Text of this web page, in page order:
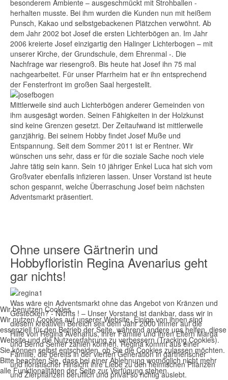
besonderem Ambiente – ausgeschmückt mit Strohballen -
herhalten musste. Bei ihm wurden die Kunden nun mit heißem
Punsch, Kakao und selbstgebackenen Plätzchen verwöhnt. Ab
dem Jahr 2002 bot Josef die ersten Lichterbögen an. Im Jahr
2006 kreierte Josef einzigartig den Halinger Lichterbogen – mit
unserer Kirche, der Grundschule, dem Ehrenmal -. Die
Nachfrage war riesengroß. Bis heute hat Josef ihn 75 mal
nachgearbeitet. Für unser Pfarrheim hat er ihn entsprechend
der Fensterfront im großen Saal hergestellt.
Mittlerweile sind auch Lichterbögen anderer Gemeinden von
ihm ausgesägt worden. Seinen Fähigkeiten in der Holzkunst
sind keine Grenzen gesetzt. Der Zeitaufwand ist mittlerweile
ganzjährig. Bei seinem Hobby findet Josef Muße und
Entspannung. Seit dem Sommer 2011 ist er Rentner. Wir
wünschen uns sehr, dass er für die soziale Sache noch viele
Jahre tätig sein kann. Sein 10 jähriger Enkel Luca hat sich vom
Großvater ebenfalls infizieren lassen. Unser Vorstand ist heute
schon gespannt, welche Überraschung Josef beim nächsten
Adventsmarkt präsentiert.
Ohne unsere Gärtnerin und
Hobbyfloristin Regina Avenarius geht
gar nichts!
Was wäre ein Adventsmarkt ohne das Angebot von Kränzen und
Gestecken? - Nichts ! – Unser Vorstand ist dankbar, dass wir in
diesem kreativen Bereich seit dem Jahr 2000 immer auf die
Hilfe von Regina Avenarius, ihrer Familie und ihren Eltern Marga
und Bernd Semer zählen können. Regina kommt aus einer
Familie, die bereits in der vierten Generation in gärtnerischer
und floristischer Hinsicht ihre Liebe zu den heimischen Pflanzen
und Zierpflanzen beruflich und privat so richtig auslebt.
Wir benutzen Cookies
Wir nutzen Cookies auf unserer Website. Einige von ihnen sind
essenziell für den Betrieb der Seite, während andere uns helfen, diese
Website und die Nutzererfahrung zu verbessern (Tracking Cookies).
Sie können selbst entscheiden, ob Sie die Cookies zulassen möchten.
Bitte beachten Sie, dass bei einer Ablehnung womöglich nicht mehr
alle Funktionalitäten der Seite zur Verfügung stehen.